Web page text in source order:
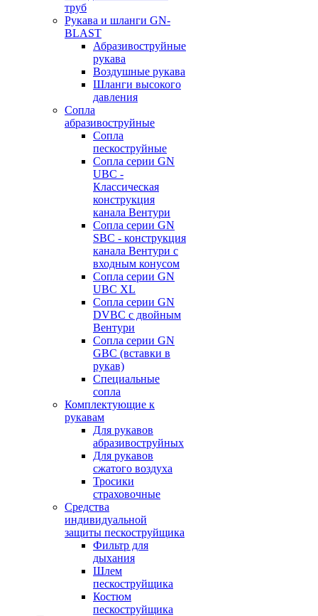
труб
Рукава и шланги GN-
BLAST
Абразивоструйные
рукава
Воздушные рукава
Шланги высокого
давления
Сопла
абразивоструйные
Сопла
пескоструйные
Сопла серии GN
UBC -
Классическая
конструкция
канала Вентури
Сопла серии GN
SBC - конструкция
канала Вентури c
входным конусом
Сопла серии GN
UBC XL
Сопла серии GN
DVBC с двойным
Вентури
Сопла серии GN
GBC (вставки в
рукав)
Специальные
сопла
Комплектующие к
рукавам
Для рукавов
абразивоструйных
Для рукавов
сжатого воздуха
Тросики
страховочные
Средства
индивидуальной
защиты пескоструйщика
Фильтр для
дыхания
Шлем
пескоструйщика
Костюм
пескоструйщика